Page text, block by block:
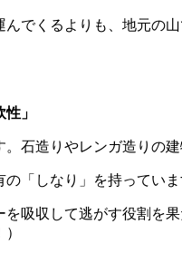
でくるよりも、地元の
」
石造りやレンガ造りの
えに、特有の「
を吸収して逃がす役割を